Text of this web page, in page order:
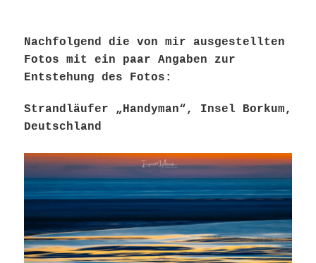
Nachfolgend die von mir ausgestellten
Fotos mit ein paar Angaben zur
Entstehung des Fotos:
Strandläufer „Handyman“, Insel Borkum,
Deutschland